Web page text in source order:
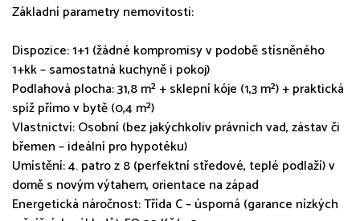
Základní parametry nemovitosti:
Dispozice: 1+1 (žádné kompromisy v podobě stísněného
1+kk – samostatná kuchyně i pokoj)
Podlahová plocha: 31,8 m² + sklepní kóje (1,3 m²) + praktická
spíž přímo v bytě (0,4 m²)
Vlastnictví: Osobní (bez jakýchkoliv právních vad, zástav či
břemen – ideální pro hypotéku)
Umístění: 4. patro z 8 (perfektní středové, teplé podlaží) v
domě s novým výtahem, orientace na západ
Energetická náročnost: Třída C – úsporná (garance nízkých